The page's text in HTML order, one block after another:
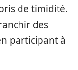
de timidité.
des
participant à